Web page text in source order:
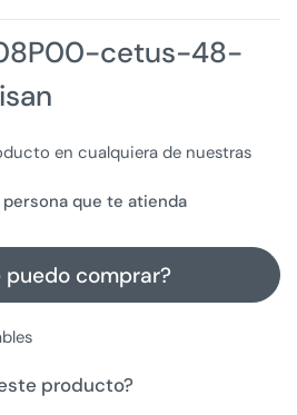
cetus-48-
en cualquiera de nuestras
que te atienda
puedo comprar?
producto?